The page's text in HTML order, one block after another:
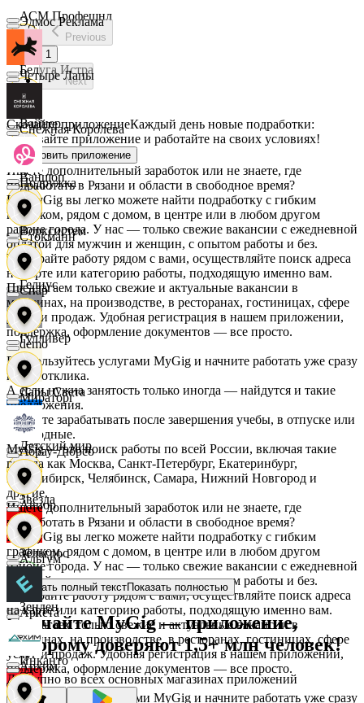
АСМ Профешнл
Белуга Истра
Вайнер
Ваншоп
Ворксистем
Гелиус
Гулливер
Дары Света
Детский мир
Звезда
Зельгрос
Зенден
Инканто
Эдмос Реклама
Четыре Лапы
Снежная Королева
Подружка
Стокманн
Cпар
demo
Мираторг
Абрау-Дюрсо
Авиор
Альтум
Аркета
Архим
Previous
1
Next
Скачайте приложениеКаждый день новые подработки:
скачивайте приложение и работайте на своих условиях!
Установить приложение
Ищете дополнительный заработок или не знаете, где
подработать в Рязани и области в свободное время?
На MyGig вы легко можете найти подработку с гибким
графиком, рядом с домом, в центре или в любом другом
районе города. У нас — только свежие вакансии с ежедневной
оплатой для мужчин и женщин, с опытом работы и без.
Выбирайте работу рядом с вами, осуществляйте поиск адреса
на карте или категорию работы, подходящую именно вам.
Предлагаем только свежие и актуальные вакансии в
магазинах, на производстве, в ресторанах, гостиницах, сфере
услуг и продаж. Удобная регистрация в нашем приложении,
поддержка, оформление документов — все просто.
Воспользуйтесь услугами MyGig и начните работать уже сразу
после отклика.
А если нужна занятость только иногда — найдутся и такие
предложения.
Начните зарабатывать после завершения учебы, в отпуске или
в выходные.
MyGig — это поиск работы по всей России, включая такие
города как Москва, Санкт-Петербург, Екатеринбург,
Новосибирск, Челябинск, Самара, Нижний Новгород и
другие.
Ищете дополнительный заработок или не знаете, где
подработать в Рязани и области в свободное время?
На MyGig вы легко можете найти подработку с гибким
графиком, рядом с домом, в центре или в любом другом
районе города. У нас — только свежие вакансии с ежедневной
оплатой для мужчин и женщин, с опытом работы и без.
Выбирайте работу рядом с вами, осуществляйте поиск адреса
на карте или категорию работы, подходящую именно вам.
Предлагаем только свежие и актуальные вакансии в
магазинах, на производстве, в ресторанах, гостиницах, сфере
услуг и продаж. Удобная регистрация в нашем приложении,
поддержка, оформление документов — все просто.
Воспользуйтесь услугами MyGig и начните работать уже сразу
Показать полный текстПоказать полностью
Скачайте MyGig — приложение,
которому доверяют 1,5+ млн человек!
Доступно во всех основных магазинах приложений